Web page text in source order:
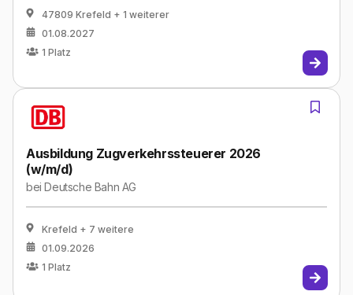
47809 Krefeld + 1 weiterer
01.08.2027
1 Platz
Ausbildung Zugverkehrssteuerer 2026
(w/m/d)
beiDeutsche Bahn AG
Krefeld + 7 weitere
01.09.2026
1 Platz